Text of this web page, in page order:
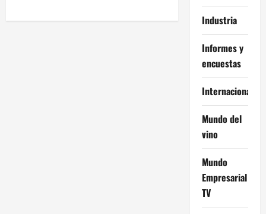
g
Industria
Informes y
encuestas
Internacional
Mundo del
vino
Mundo
Empresarial
TV